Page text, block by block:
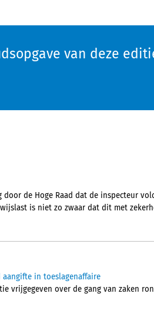
van deze
de Hoge Raad dat de inspecteur
is niet zo zwaar dat dit met
aangifte in toeslagenaffaire
vrijgegeven over de gang van zaken